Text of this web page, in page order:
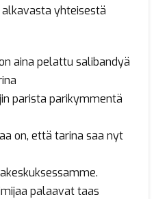
yhteisestä
aina pelattu salibandyä
parista parikymmentä
on, että tarina saa nyt
palaavat taas